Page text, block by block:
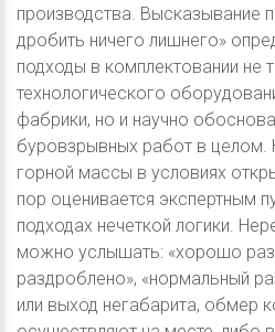
производства. Высказывание
дробить ничего лишнего»
подходы в комплектовании не
технологического
фабрики, но и научно
буровзрывных работ в целом.
горной массы в условиях
пор оценивается экспертным
подходах нечеткой логики.
можно услышать: «хорошо
раздроблено», «нормальный
или выход негабарита, обмер